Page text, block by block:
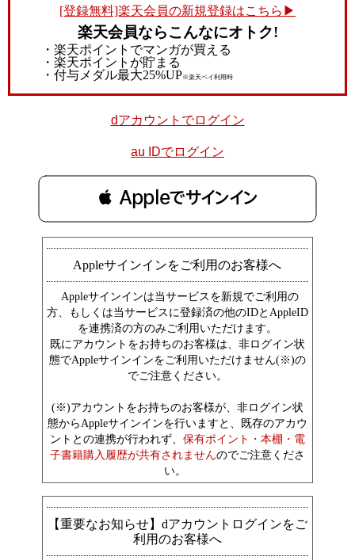
[登録無料]楽天会員の新規登録はこちら▶
楽天会員ならこんなにオトク!
・楽天ポイントでマンガが買える
・楽天ポイントが貯まる
・付与メダル最大25%UP※楽天ペイ利用時
dアカウントでログイン
au IDでログイン
 Appleでサインイン
Appleサインインをご利用のお客様へ
Appleサインインは当サービスを新規でご利用の
方、もしくは当サービスに登録済の他のIDとAppleID
を連携済の方のみご利用いただけます。
既にアカウントをお持ちのお客様は、非ログイン状
態でAppleサインインをご利用いただけません(※)の
でご注意ください。
(※)アカウントをお持ちのお客様が、非ログイン状
態からAppleサインインを行いますと、既存のアカウ
ントとの連携が行われず、 保有ポイント・本棚・電
子書籍購入履歴が共有されませんのでご注意くださ
い。
【重要なお知らせ】dアカウントログインをご
利用のお客様へ